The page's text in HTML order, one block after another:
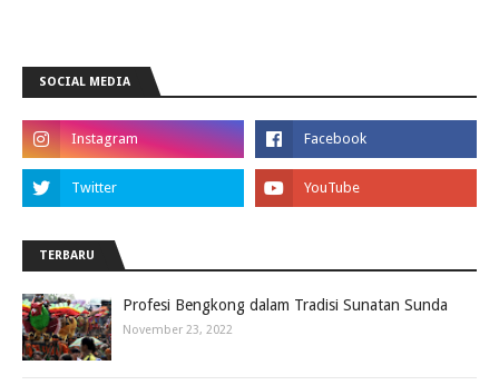
SOCIAL MEDIA
TERBARU
Profesi Bengkong dalam Tradisi Sunatan Sunda
November 23, 2022